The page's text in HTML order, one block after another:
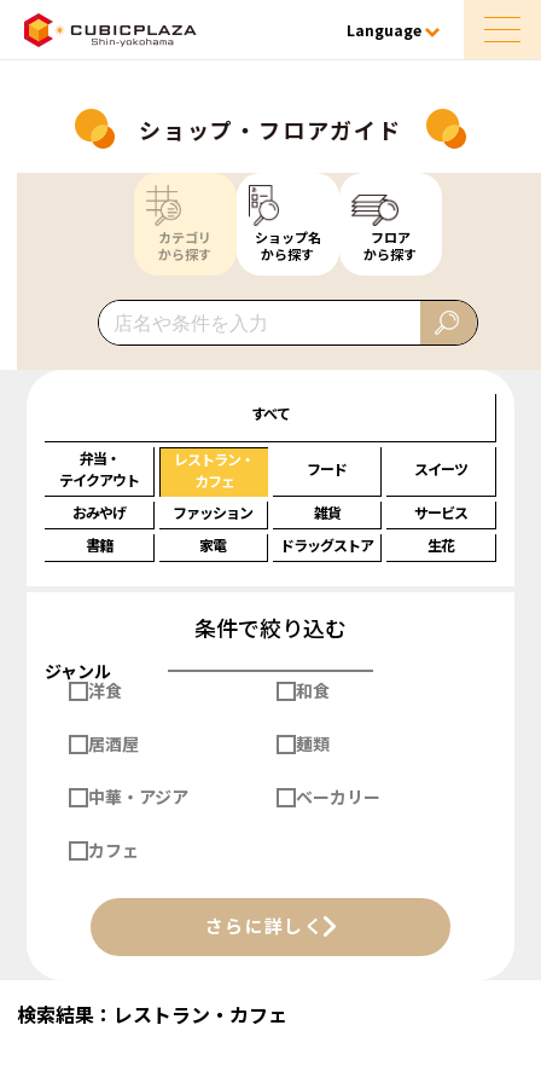
Language
ショップ・フロアガイド
カテゴリ
から探す
ショップ名
から探す
フロア
から探す
すべて
弁当・
テイクアウト
レストラン・
カフェ
フード スイーツ
おみやげ ファッション 雑貨
サービス
書籍
家電 ドラッグストア 生花
条件で絞り込む
ジャンル
洋食
和食
居酒屋 麺類
中華・アジア ベーカリー
カフェ
さらに詳しく
検索結果：レストラン・カフェ